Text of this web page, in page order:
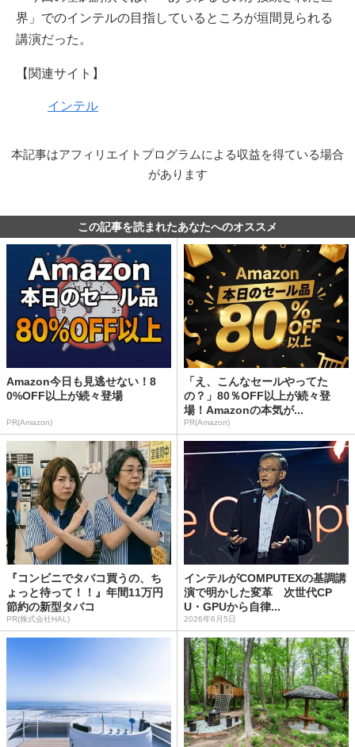
界」でのインテルの目指しているところが垣間見られる
講演だった。
【関連サイト】
インテル
本記事はアフィリエイトプログラムによる収益を得ている場合
があります
この記事を読まれたあなたへのオススメ
Amazon今日も見逃せない！8
0%OFF以上が続々登場
PR(Amazon)
「え、こんなセールやってた
の？」80％OFF以上が続々登
場！Amazonの本気が...
PR(Amazon)
『コンビニでタバコ買うの、ち
ょっと待って！！』年間11万円
節約の新型タバコ
PR(株式会社HAL)
インテルがCOMPUTEXの基調講
演で明かした変革 次世代CP
U・GPUから自律...
2026年6月5日